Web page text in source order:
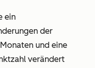
ein
der
und eine
verändert